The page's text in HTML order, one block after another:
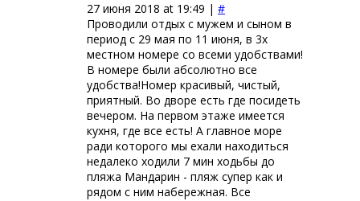
27 июня 2018 at 19:49 | #
Проводили отдых с мужем и сыном в
период с 29 мая по 11 июня, в 3х
местном номере со всеми удобствами!
В номере были абсолютно все
удобства!Номер красивый, чистый,
приятный. Во дворе есть где посидеть
вечером. На первом этаже имеется
кухня, где все есть! А главное море
ради которого мы ехали находиться
недалеко ходили 7 мин ходьбы до
пляжа Мандарин - пляж супер как и
рядом с ним набережная. Все